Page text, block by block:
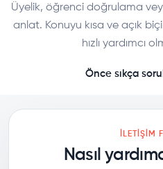
Üyelik, öğrenci doğrulama
anlat. Konuyu kısa ve açık
hızlı yardımcı
Önce sıkça
İLETIŞIM
Nasıl